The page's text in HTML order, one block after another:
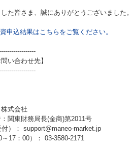
た皆さま、誠にありがとうございました。
申込結果はこちらをご覧ください。
い合わせ先】
式会社
関東財務局長(金商)第2011号
）： support@maneo-market.jp
17：00）： 03-3580-2171